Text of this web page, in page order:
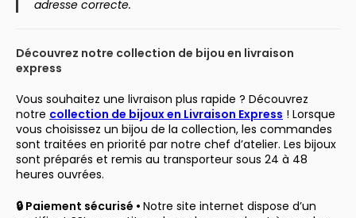
adresse correcte.
Découvrez notre collection de bijou en livraison
express
Vous souhaitez une livraison plus rapide ? Découvrez
notre collection de bijoux en Livraison Express ! Lorsque
vous choisissez un bijou de la collection, les commandes
sont traitées en priorité par notre chef d’atelier. Les bijoux
sont préparés et remis au transporteur sous 24 à 48
heures ouvrées.
🔒 Paiement sécurisé • Notre site internet dispose d’un